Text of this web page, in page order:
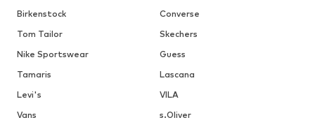
Birkenstock
Converse
Tom Tailor
Skechers
Nike Sportswear
Guess
Tamaris
Lascana
Levi's
VILA
Vans
s.Oliver